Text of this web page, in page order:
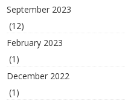
September 2023
(12)
February 2023
(1)
December 2022
(1)